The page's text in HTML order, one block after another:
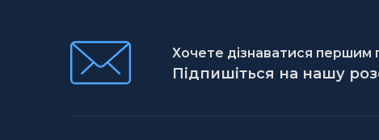
Хочете дізнаватися першим
Підпишіться на нашу